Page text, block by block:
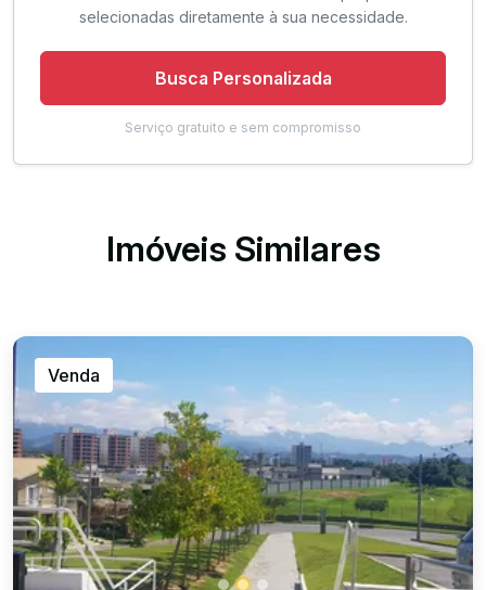
selecionadas diretamente à sua necessidade.
Busca Personalizada
Serviço gratuito e sem compromisso
Imóveis Similares
Venda